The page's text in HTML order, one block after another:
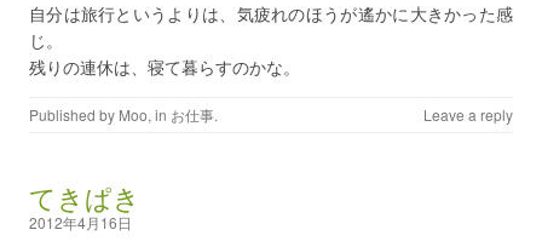
自分は旅行というよりは、気疲れのほうが遙かに大きかった感
じ。
残りの連休は、寝て暮らすのかな。
Published by Moo, in お仕事. Leave a reply
てきぱき
2012年4月16日